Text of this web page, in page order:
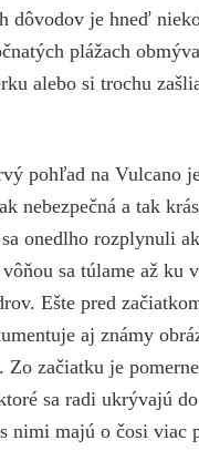
dôvodov je hneď
plážach
alebo si trochu
pohľad na Vulcano
nebezpečná a tak
onedlho rozplynuli
sa túlame až ku
Ešte pred
aj známy
začiatku je
sa radi ukrývajú
nimi majú o čosi viac